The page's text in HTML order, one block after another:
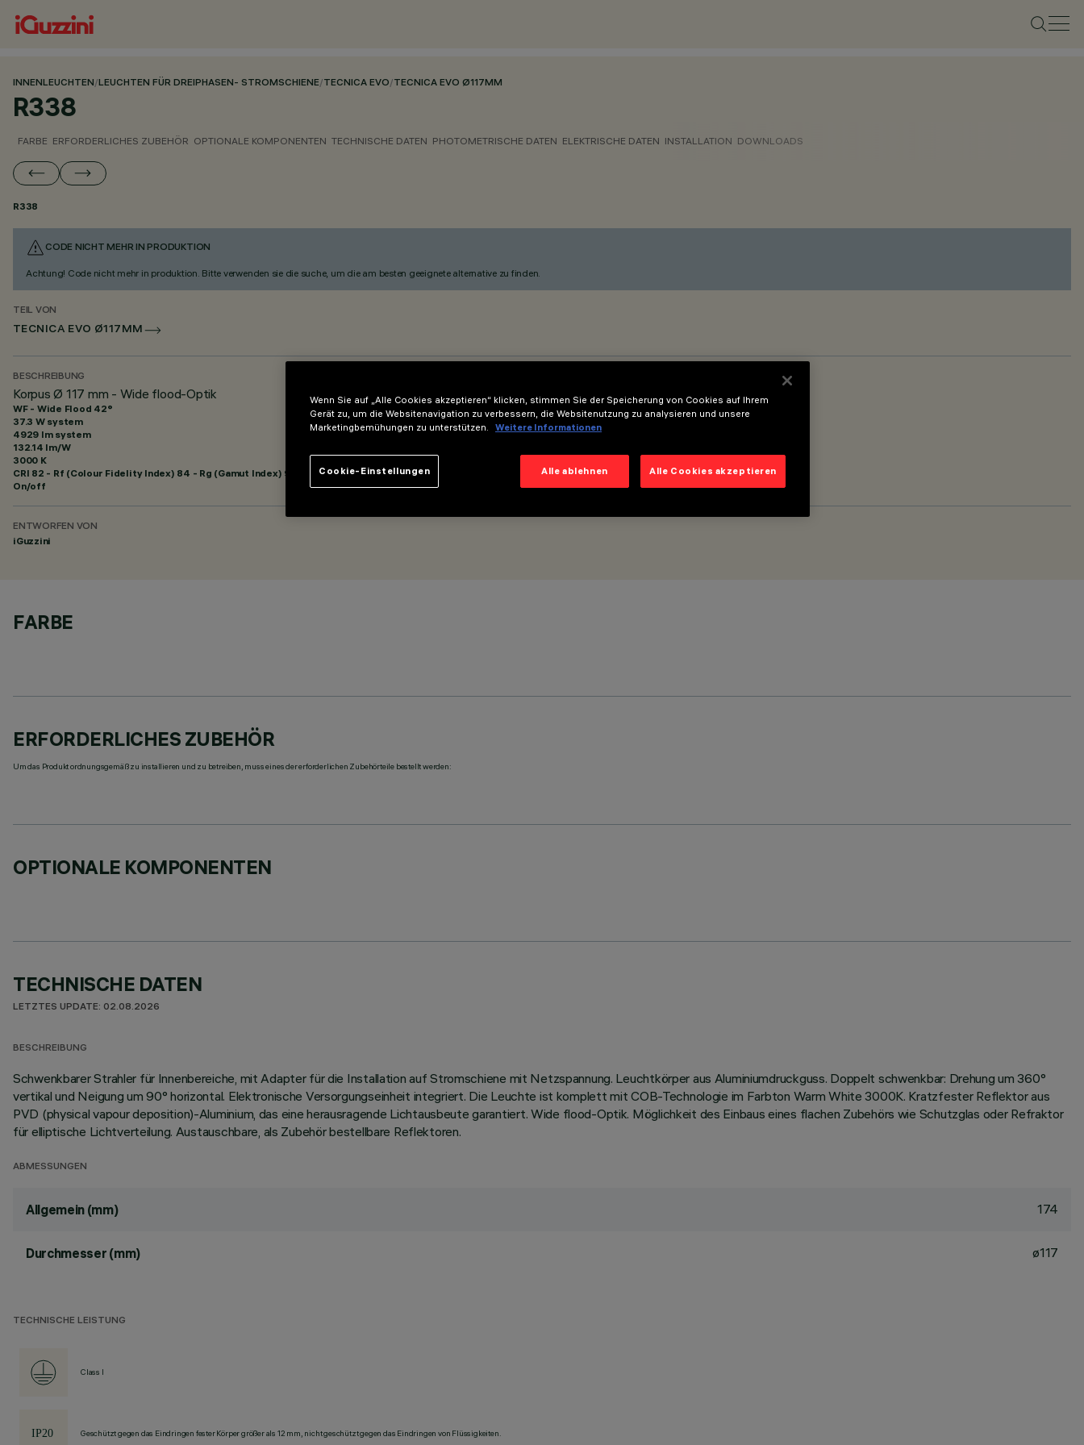
INNENLEUCHTEN/LEUCHTEN FÜR DREIPHASEN- STROMSCHIENE/TECNICA EVO/TECNICA EVO Ø117MM
R338
FARBE ERFORDERLICHES ZUBEHÖR OPTIONALE KOMPONENTEN TECHNISCHE DATEN PHOTOMETRISCHE DATEN ELEKTRISCHE DATEN INSTALLATION DOWNLOADS
R338
CODE NICHT MEHR IN PRODUKTION
Achtung! Code nicht mehr in produktion. Bitte verwenden sie die suche, um die am besten geeignete alternative zu finden.
TEIL VON
TECNICA EVO Ø117MM
BESCHREIBUNG
Korpus Ø 117 mm - Wide flood-Optik
WF - Wide Flood 42°
37.3 W system
4929 lm system
132.14 lm/W
3000 K
CRI 82 - Rf (Colour Fidelity Index) 84 - Rg (Gamut Index) 95
On/off
ENTWORFEN VON
iGuzzini
FARBE
ERFORDERLICHES ZUBEHÖR
Um das Produkt ordnungsgemäß zu installieren und zu betreiben, muss eines der erforderlichen Zubehörteile bestellt werden:
OPTIONALE KOMPONENTEN
TECHNISCHE DATEN
LETZTES UPDATE: 02.08.2026
BESCHREIBUNG
Schwenkbarer Strahler für Innenbereiche, mit Adapter für die Installation auf Stromschiene mit Netzspannung. Leuchtkörper aus Aluminiumdruckguss. Doppelt schwenkbar: Drehung um 360°
vertikal und Neigung um 90° horizontal. Elektronische Versorgungseinheit integriert. Die Leuchte ist komplett mit COB-Technologie im Farbton Warm White 3000K. Kratzfester Reflektor aus
PVD (physical vapour deposition)-Aluminium, das eine herausragende Lichtausbeute garantiert. Wide flood-Optik. Möglichkeit des Einbaus eines flachen Zubehörs wie Schutzglas oder Refraktor
für elliptische Lichtverteilung. Austauschbare, als Zubehör bestellbare Reflektoren.
ABMESSUNGEN
Allgemein (mm) 174
Durchmesser (mm) ø117
TECHNISCHE LEISTUNG
Class I
Geschützt gegen das Eindringen fester Körper größer als 12 mm, nicht geschützt gegen das Eindringen von Flüssigkeiten.
Wenn Sie auf „Alle Cookies akzeptieren“ klicken, stimmen Sie der Speicherung von Cookies auf Ihrem
Gerät zu, um die Websitenavigation zu verbessern, die Websitenutzung zu analysieren und unsere
Marketingbemühungen zu unterstützen.
Weitere Informationen
Alle ablehnen Alle Cookies akzeptieren
Cookie-Einstellungen